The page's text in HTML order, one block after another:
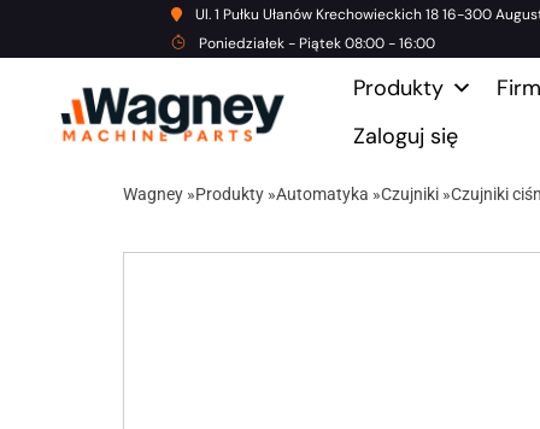
Ul. 1 Pułku Ułanów Krechowieckich 18 16-300
Poniedziałek - Piątek 08:00 - 16:00
Produkty
Zaloguj się
Wagney »Produkty »Automatyka »Czujniki »Czujniki